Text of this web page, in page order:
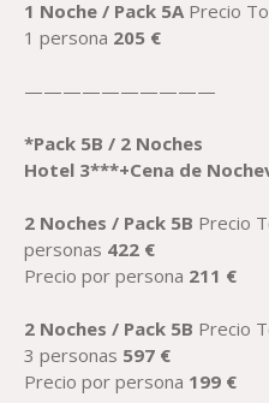
1 Noche / Pack 5A Precio
1 persona 205 €
——————————
*Pack 5B / 2 Noches
Hotel 3***+Cena de
2 Noches / Pack 5B Precio
personas 422 €
Precio por persona 211 €
2 Noches / Pack 5B Precio
3 personas 597 €
Precio por persona 199 €